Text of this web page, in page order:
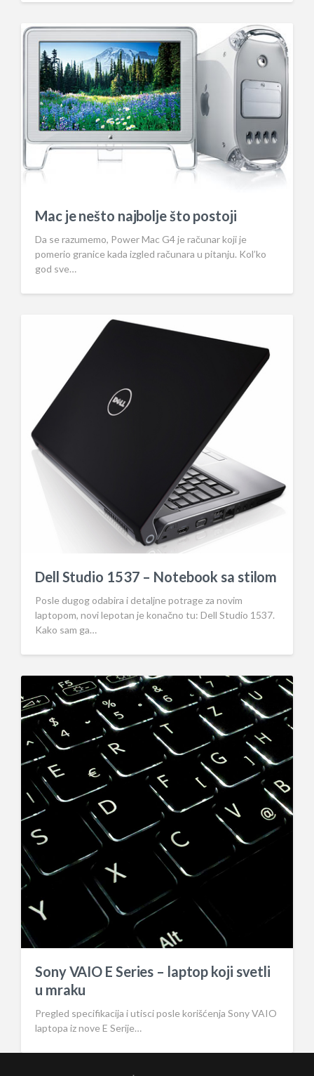
Mac je nešto najbolje što postoji
Da se razumemo, Power Mac G4 je računar koji je
pomerio granice kada izgled računara u pitanju. Kol’ko
god sve…
Dell Studio 1537 – Notebook sa stilom
Posle dugog odabira i detaljne potrage za novim
laptopom, novi lepotan je konačno tu: Dell Studio 1537.
Kako sam ga…
Sony VAIO E Series – laptop koji svetli
u mraku
Pregled specifikacija i utisci posle korišćenja Sony VAIO
laptopa iz nove E Serije…